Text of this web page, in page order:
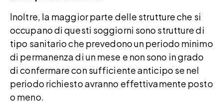
Inoltre, la maggior parte delle strutture che si
occupano di questi soggiorni sono strutture di
tipo sanitario che prevedono un periodo minimo
di permanenza di un mese e non sono in grado
di confermare con sufficiente anticipo se nel
periodo richiesto avranno effettivamente posto
o meno.